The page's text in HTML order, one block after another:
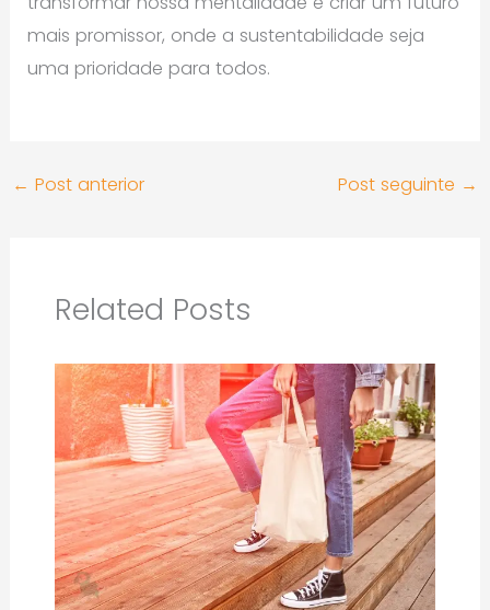
mais promissor, onde a sustentabilidade seja
uma prioridade para todos.
← Post anterior Post seguinte →
Related Posts